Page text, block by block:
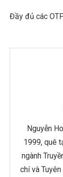
Đầy đủ các
Nguyễn
1999, quê
ngành
chí và